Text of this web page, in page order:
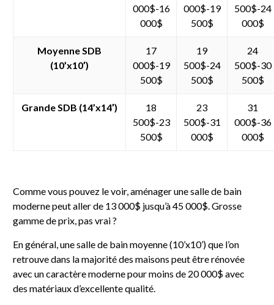
000$-16
000$
000$-19
500$
500$-24
000$
Moyenne SDB
(10’x10′)
17
000$-19
500$
19
500$-24
500$
24
500$-30
500$
Grande SDB (14’x14′)
18
500$-23
500$
23
500$-31
000$
31
000$-36
000$
Comme vous pouvez le voir, aménager une salle de bain
moderne peut aller de 13 000$ jusqu’à 45 000$. Grosse
gamme de prix, pas vrai ?
En général, une salle de bain moyenne (10’x10’) que l’on
retrouve dans la majorité des maisons peut être rénovée
avec un caractère moderne pour moins de 20 000$ avec
des matériaux d’excellente qualité.